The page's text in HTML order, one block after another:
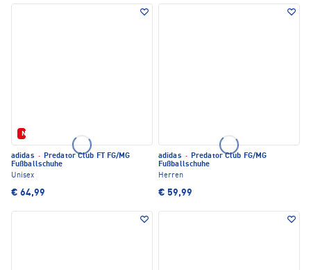
Neu
adidas · Predator Club FT FG/MG
Fußballschuhe
Unisex
€ 64,99
adidas · Predator Club FG/MG
Fußballschuhe
Herren
€ 59,99